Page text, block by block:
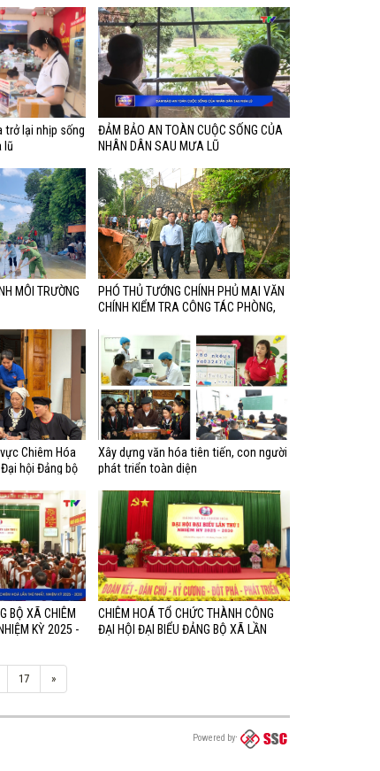
người ứng cử đại biểu Hội
đồng nhân dân tỉnh Tuyên
Quang khóa XX, nhiệm kỳ
2026-2031 từ đơn vị bầu
cử số 1 đến đơn vị bầu cử
số 4
trở lại nhịp sống
lũ
ĐẢM BẢO AN TOÀN CUỘC SỐNG CỦA
NHÂN DÂN SAU MƯA LŨ
MÔI TRƯỜNG
PHÓ THỦ TƯỚNG CHÍNH PHỦ MAI VĂN
CHÍNH KIỂM TRA CÔNG TÁC PHÒNG,
Chiêm Hóa
hội Đảng bộ
Xây dựng văn hóa tiên tiến, con người
phát triển toàn diện
BỘ XÃ CHIÊM
KỲ 2025 -
CHIÊM HOÁ TỔ CHỨC THÀNH CÔNG
ĐẠI HỘI ĐẠI BIỂU ĐẢNG BỘ XÃ LẦN
17 »
Powered by